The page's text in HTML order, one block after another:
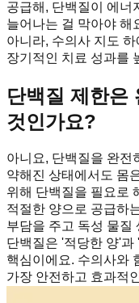
공급해, 단백질이 에너
늘어나는 걸 막아야 해
아니라, 수의사 지도
장기적인 치료 성과를
단백질 제한은
것인가요?
아니요, 단백질을 완전
약해진 상태에서도 몸
위해 단백질을 필요로
적절한 양으로 공급하
부담을 주고 독성 물질
단백질은 '적당한 양'과
핵심이에요. 수의사와
가장 안전하고 효과적